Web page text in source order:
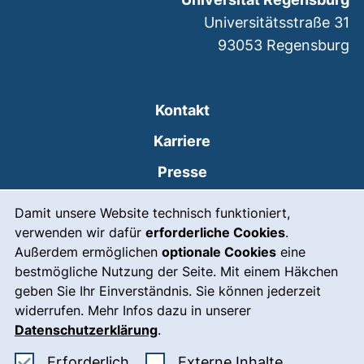
Damit unsere Website technisch funktioniert,
verwenden wir dafür erforderliche Cookies.
Außerdem ermöglichen optionale Cookies eine
bestmögliche Nutzung der Seite. Mit einem Häkchen
geben Sie Ihr Einverständnis. Sie können jederzeit
widerrufen. Mehr Infos dazu in unserer
Datenschutzerklärung.
Kontakt
Karriere
Presse
Leichte Sprache
Gebärdensprache
Notfall(externer Link, öffnet
Impressum
Barrierefreiheit
Universitätsstraße 31
93053 Regensburg